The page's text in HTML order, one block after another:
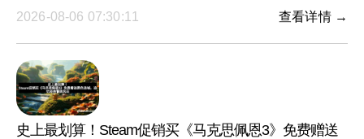
2026-08-06 07:30:11
查看详情 →
史上最划算！Steam促销买《马克思佩恩3》免费赠送